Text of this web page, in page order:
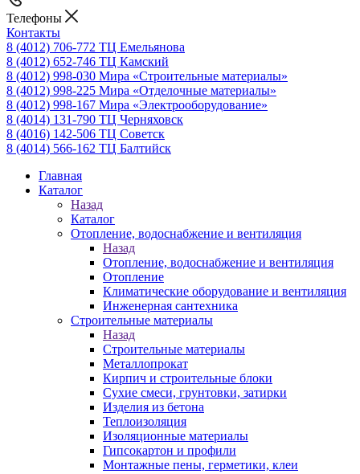
Телефоны
Контакты
8 (4012) 706-772 ТЦ Емельянова
8 (4012) 652-746 ТЦ Камский
8 (4012) 998-030 Мира «Строительные материалы»
8 (4012) 998-225 Мира «Отделочные материалы»
8 (4012) 998-167 Мира «Электрооборудование»
8 (4014) 131-790 ТЦ Черняховск
8 (4016) 142-506 ТЦ Советск
8 (4014) 566-162 ТЦ Балтийск
Главная
Каталог
Назад
Каталог
Отопление, водоснабжение и вентиляция
Назад
Отопление, водоснабжение и вентиляция
Отопление
Климатические оборудование и вентиляция
Инженерная сантехника
Строительные материалы
Назад
Строительные материалы
Металлопрокат
Кирпич и строительные блоки
Сухие смеси, грунтовки, затирки
Изделия из бетона
Теплоизоляция
Изоляционные материалы
Гипсокартон и профили
Монтажные пены, герметики, клеи